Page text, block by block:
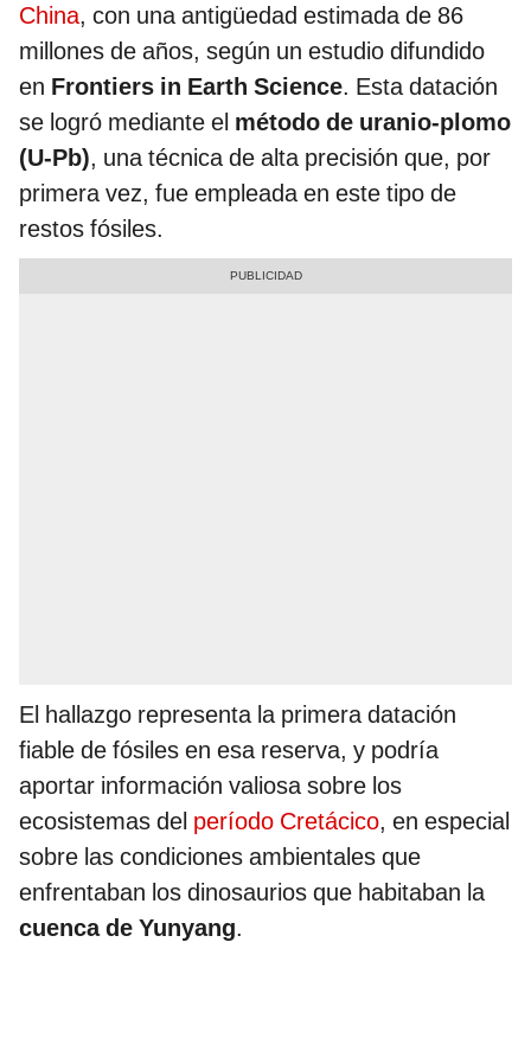
China, con una antigüedad estimada de 86
millones de años, según un estudio difundido
en Frontiers in Earth Science. Esta datación
se logró mediante el método de uranio-plomo
(U-Pb), una técnica de alta precisión que, por
primera vez, fue empleada en este tipo de
restos fósiles.
El hallazgo representa la primera datación
fiable de fósiles en esa reserva, y podría
aportar información valiosa sobre los
ecosistemas del período Cretácico, en especial
sobre las condiciones ambientales que
enfrentaban los dinosaurios que habitaban la
cuenca de Yunyang.